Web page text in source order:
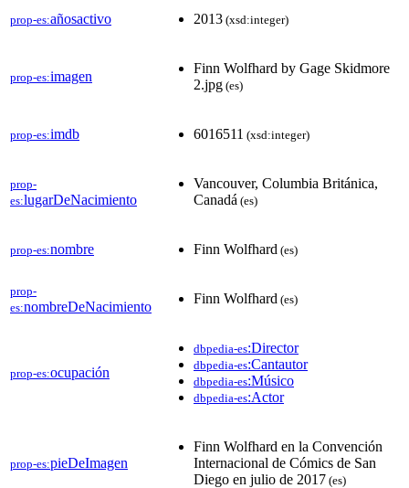
prop-es:añosactivo 2013 (xsd:integer)
prop-es:imagen
Finn Wolfhard by Gage Skidmore
2.jpg (es)
prop-es:imdb 6016511 (xsd:integer)
prop-
es:lugarDeNacimiento
Vancouver, Columbia Británica,
Canadá (es)
prop-es:nombre Finn Wolfhard (es)
prop-
es:nombreDeNacimiento
Finn Wolfhard (es)
prop-es:ocupación
dbpedia-es:Director
dbpedia-es:Cantautor
dbpedia-es:Músico
dbpedia-es:Actor
prop-es:pieDeImagen
Finn Wolfhard en la Convención
Internacional de Cómics de San
Diego en julio de 2017 (es)